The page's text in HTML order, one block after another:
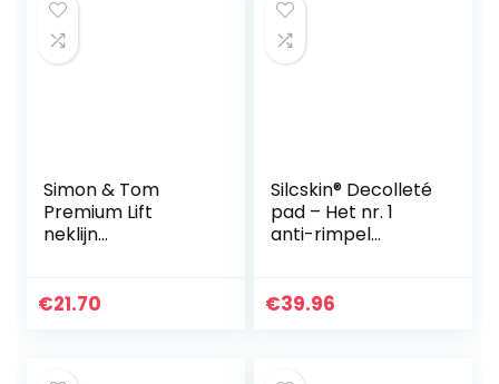
Simon & Tom
Premium Lift
neklijn
& Lift de minder
€21.70
Silcskin® Decolleté
pad – Het nr. 1
anti-rimpel
en duurzaam
€39.96